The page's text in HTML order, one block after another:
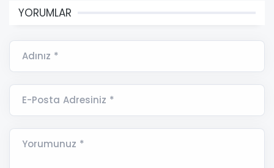
YORUMLAR
Adınız *
E-Posta Adresiniz *
Yorumunuz *